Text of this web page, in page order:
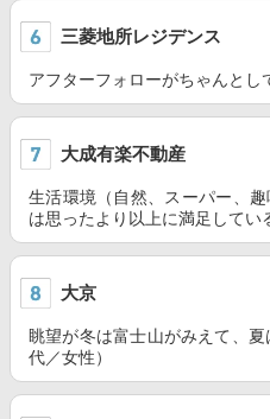
三菱地所レジデンス
アフターフォローがちゃんとし
大成有楽不動産
生活環境（自然、スーパー、
は思ったより以上に満足してい
大京
眺望が冬は富士山がみえて、
代／女性）